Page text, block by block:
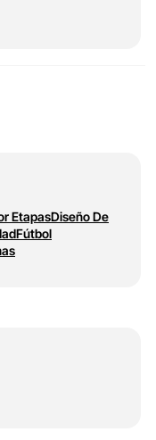
EtapasDiseño De
Fútbol